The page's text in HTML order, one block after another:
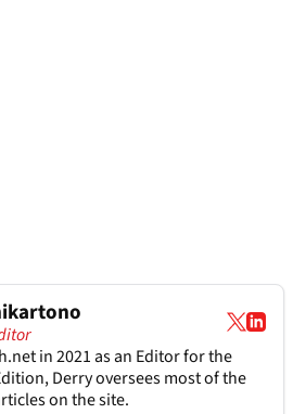
in 2021 as an Editor for the
Derry oversees most of the
on the site.